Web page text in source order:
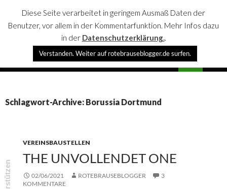
rotebrauseblogger
SPRINGE
Schlagwort-Archive: Borussia Dortmund
VEREINSBAUSTELLEN
THE UNVOLLENDET ONE
02/06/2021 ROTEBRAUSEBLOGGER
3
KOMMENTARE
Diese Seite verarbeitet in geringem Ausmaß Daten der
Benutzer, vor allem in der Kommentarfunktion. Mehr Infos dazu
in der Datenschutzerklärung..
Verstanden. Weiter auf rotebrauseblogger.de surfen.